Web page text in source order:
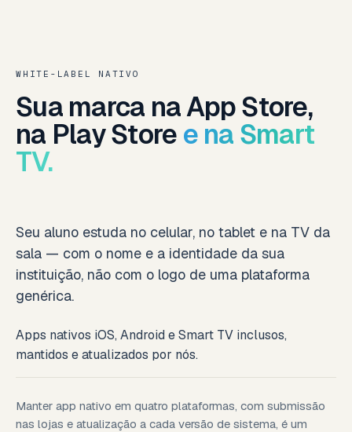
WHITE-LABEL NATIVO
Sua marca na App Store,
na Play Store e na Smart
TV.
Seu aluno estuda no celular, no tablet e na TV da
sala — com o nome e a identidade da sua
instituição, não com o logo de uma plataforma
genérica.
Apps nativos iOS, Android e Smart TV inclusos,
mantidos e atualizados por nós.
Manter app nativo em quatro plataformas, com submissão
nas lojas e atualização a cada versão de sistema, é um